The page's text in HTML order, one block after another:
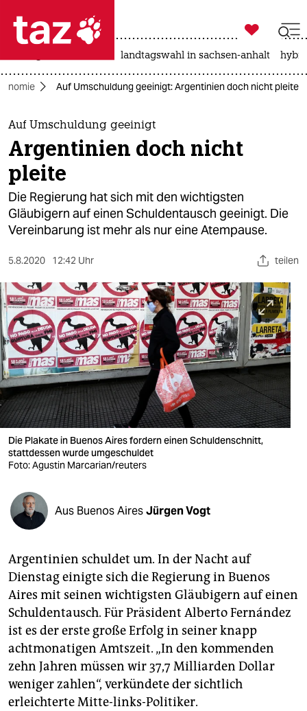
 taz zahl ich
taz zahl ich
themen
politik
öko
gesellschaft
sport
berlin
nord
wahrheit
verlag
verlag
veranstaltungen
fragen & hilfe
abo
genossenschaft
epaper login

taz zahl ich
landtagswahl in sachsen-anhalt
Auf Umschuldung geeinigt: Argentinien doch nicht pleite
Auf Umschuldung geeinigt
Argentinien doch nicht
pleite
Die Regierung hat sich mit den wichtigsten
Gläubigern auf einen Schuldentausch geeinigt. Die
Vereinbarung ist mehr als nur eine Atempause.
5.8.2020 12:42 Uhr teilen
Die Plakate in Buenos Aires fordern einen Schuldenschnitt,
stattdessen wurde umgeschuldet
Foto: Agustin Marcarian/reuters
Aus Buenos AiresJürgen Vogt
Argentinien schuldet um. In der Nacht auf
Dienstag einigte sich die Regierung in Buenos
Aires mit seinen wichtigsten Gläubigern auf einen
Schuldentausch. Für Präsident Alberto Fernández
ist es der erste große Erfolg in seiner knapp
achtmonatigen Amtszeit. „In den kommenden
zehn Jahren müssen wir 37,7 Milliarden Dollar
weniger zahlen“, verkündete der sichtlich
erleichterte Mitte-links-Politiker.